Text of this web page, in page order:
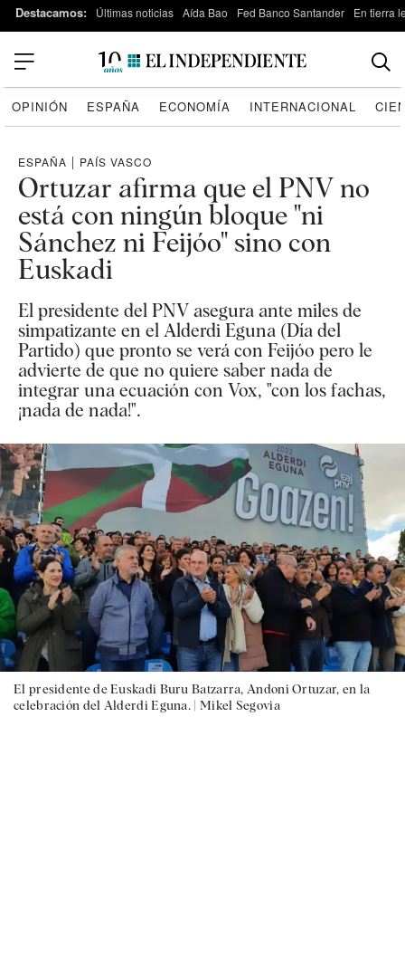
Destacamos: Últimas noticias Aída Bao Fed Banco Santander En tierra
OPINIÓN ESPAÑA ECONOMÍA INTERNACIONAL
ESPAÑA | PAÍS VASCO
Ortuzar afirma que el PNV no
está con ningún bloque "ni
Sánchez ni Feijóo" sino con
Euskadi
El presidente del PNV asegura ante miles de
simpatizante en el Alderdi Eguna (Día del
Partido) que pronto se verá con Feijóo pero le
advierte de que no quiere saber nada de
integrar una ecuación con Vox, "con los fachas,
¡nada de nada!".
El presidente de Euskadi Buru Batzarra, Andoni Ortuzar, en la
celebración del Alderdi Eguna. | Mikel Segovia